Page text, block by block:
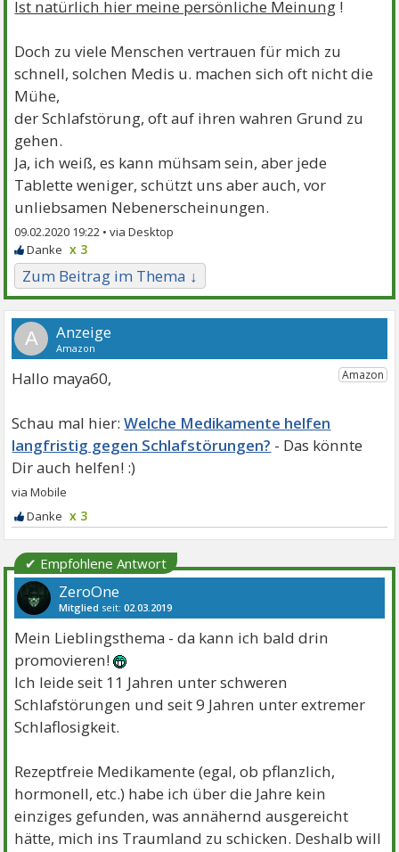
Ist natürlich hier meine persönliche Meinung !
Doch zu viele Menschen vertrauen für mich zu
schnell, solchen Medis u. machen sich oft nicht die
Mühe,
der Schlafstörung, oft auf ihren wahren Grund zu
gehen.
Ja, ich weiß, es kann mühsam sein, aber jede
Tablette weniger, schützt uns aber auch, vor
unliebsamen Nebenerscheinungen.
09.02.2020 19:22 •
x 3
Zum Beitrag im Thema ↓
A
Hallo maya60,
Welche Medikamente helfen
langfristig gegen Schlafstörungen?
x 3
✔ Empfohlene Antwort
ZeroOne
Mitglied seit:02.03.2019
Mein Lieblingsthema - da kann ich bald drin
promovieren!
Ich leide seit 11 Jahren unter schweren
Schlafstörungen und seit 9 Jahren unter extremer
Schlaflosigkeit.
Rezeptfreie Medikamente (egal, ob pflanzlich,
hormonell, etc.) habe ich über die Jahre kein
einziges gefunden, was annähernd ausgereicht
hätte, mich ins Traumland zu schicken. Deshalb will